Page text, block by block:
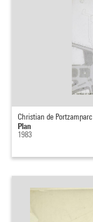
Christian de Portzamparc
Plan
1983